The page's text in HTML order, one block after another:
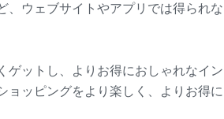
、ウェブサイトやアプリでは得られな
ゲットし、よりお得におしゃれなイン
ョッピングをより楽しく、よりお得に